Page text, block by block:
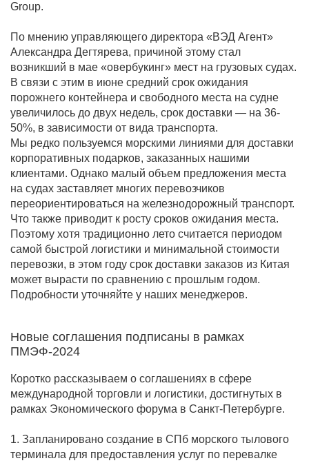
Group.
По мнению управляющего директора «ВЭД Агент»
Александра Дегтярева, причиной этому стал
возникший в мае «овербукинг» мест на грузовых судах.
В связи с этим в июне средний срок ожидания
порожнего контейнера и свободного места на судне
увеличилось до двух недель, срок доставки — на 36-
50%, в зависимости от вида транспорта.
Мы редко пользуемся морскими линиями для доставки
корпоративных подарков, заказанных нашими
клиентами. Однако малый объем предложения места
на судах заставляет многих перевозчиков
переориентироваться на железнодорожный транспорт.
Что также приводит к росту сроков ожидания места.
Поэтому хотя традиционно лето считается периодом
самой быстрой логистики и минимальной стоимости
перевозки, в этом году срок доставки заказов из Китая
может вырасти по сравнению с прошлым годом.
Подробности уточняйте у наших менеджеров.
Новые соглашения подписаны в рамках
ПМЭФ-2024
Коротко рассказываем о соглашениях в сфере
международной торговли и логистики, достигнутых в
рамках Экономического форума в Санкт-Петербурге.
1. Запланировано создание в СПб морского тылового
терминала для предоставления услуг по перевалке